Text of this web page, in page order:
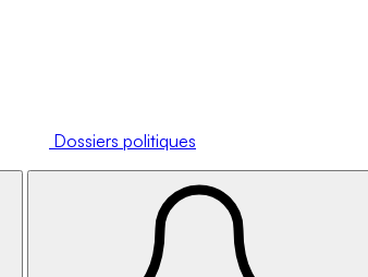
Dossiers politiques